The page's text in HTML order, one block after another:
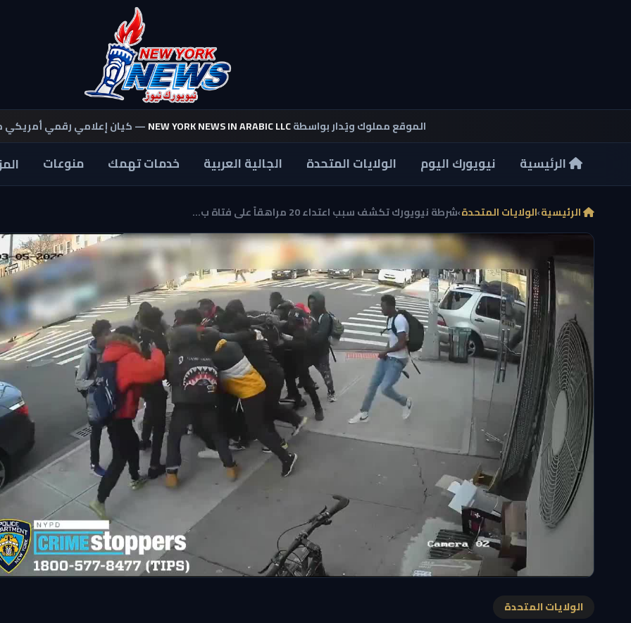
الموقع مملوك ويُدار بواسطةNEW YORK NEWS IN ARABIC LLC— كيان إعلامي رقمي
الرئيسية نيويورك اليوم الولايات المتحدة الجالية العربية خدمات تهمك منوعات
الرئيسية›الولايات المتحدة›شرطة نيويورك تكشف سبب اعتداء 20 مراهقاً على فتاة ب...
الولايات المتحدة